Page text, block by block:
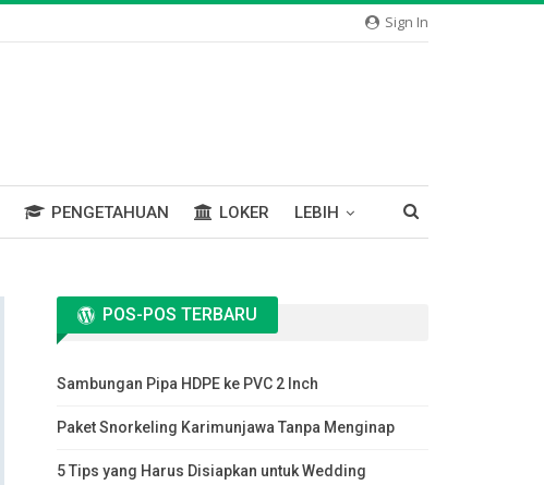
Sign In
PENGETAHUAN LOKER LEBIH
POS-POS TERBARU
Sambungan Pipa HDPE ke PVC 2 Inch
Paket Snorkeling Karimunjawa Tanpa Menginap
5 Tips yang Harus Disiapkan untuk Wedding